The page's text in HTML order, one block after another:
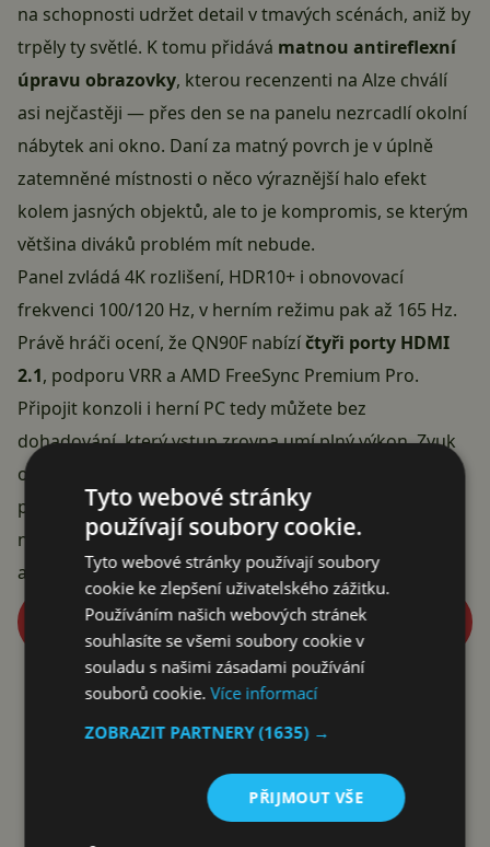
na schopnosti udržet detail v tmavých scénách, aniž by
trpěly ty světlé. K tomu přidává matnou antireflexní
úpravu obrazovky, kterou recenzenti na Alze chválí
asi nejčastěji — přes den se na panelu nezrcadlí okolní
nábytek ani okno. Daní za matný povrch je v úplně
zatemněné místnosti o něco výraznější halo efekt
kolem jasných objektů, ale to je kompromis, se kterým
většina diváků problém mít nebude.
Panel zvládá 4K rozlišení, HDR10+ i obnovovací
frekvenci 100/120 Hz, v herním režimu pak až 165 Hz.
Právě hráči ocení, že QN90F nabízíčtyři porty HDMI
2.1, podporu VRR a AMD FreeSync Premium Pro.
Připojit konzoli i herní PC tedy můžete bez
dohadování, který vstup zrovna umí plný výkon. Zvuk
obstarává soustava reproduktorů o výkonu 60 W s
podporou Dolby Atmos, kterou recenzenti označují za
nadprůměrnou pro běžný poslech — na film stačí,
audiofilové stejně sáhnou po samostatném systému.
Koupit Samsung QE55QN90F za 19 990 Kč
Reklama
Tyto webové stránky
používají soubory cookie.
Tyto webové stránky používají soubory
cookie ke zlepšení uživatelského zážitku.
Používáním našich webových stránek
souhlasíte se všemi soubory cookie v
souladu s našimi zásadami používání
souborů cookie.Více informací
ZOBRAZIT PARTNERY(1635) →
PŘIJMOUT VŠE